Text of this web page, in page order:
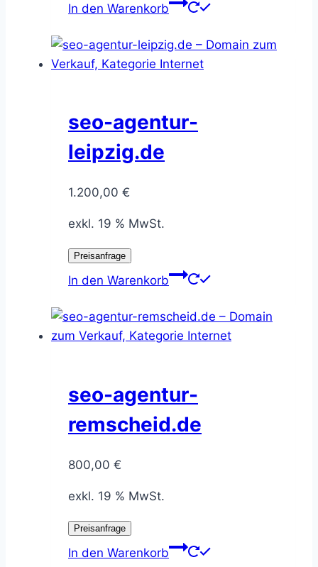
In den Warenkorb
seo-agentur-
leipzig.de
1.200,00 €
exkl. 19 % MwSt.
Preisanfrage
In den Warenkorb
seo-agentur-
remscheid.de
800,00 €
exkl. 19 % MwSt.
Preisanfrage
In den Warenkorb